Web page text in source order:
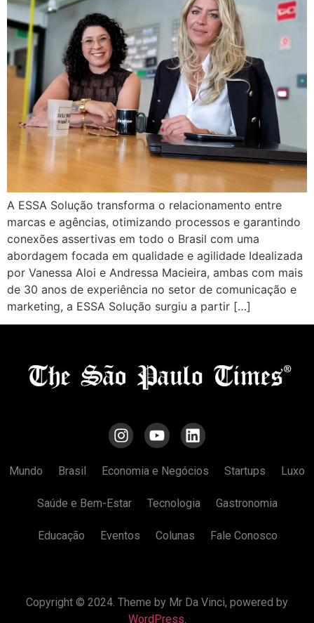
A ESSA Solução transforma o relacionamento entre
marcas e agências, otimizando processos e garantindo
conexões assertivas em todo o Brasil com uma
abordagem focada em qualidade e agilidade Idealizada
por Vanessa Aloi e Andressa Macieira, ambas com mais
de 30 anos de experiência no setor de comunicação e
marketing, a ESSA Solução surgiu a partir […]
Mundo Brasil Economia e Negócios Startups Luxo
Saúde e Bem-Estar Tecnologia Gastronomia
Educação Eventos Colunas Fale Conosco
Copyright © 2024. Theme by Mr Da Vinci, powered by
WordPress